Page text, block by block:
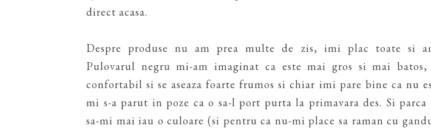
direct acasa.
Despre produse nu am prea multe de zis, imi plac toate si
Pulovarul negru mi-am imaginat ca este mai gros si mai
confortabil si se aseaza foarte frumos si chiar imi pare bine ca nu
mi s-a parut in poze ca o sa-l port purta la primavara des. Si parca
sa-mi mai iau o culoare (si pentru ca nu-mi place sa raman cu